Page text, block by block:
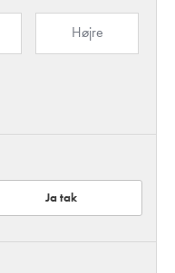
Højre
Ja tak